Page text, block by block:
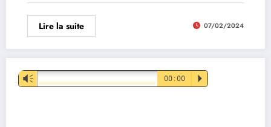
Lire la suite 07/02/2024
Lecteur
audio
Vm 00:00 P